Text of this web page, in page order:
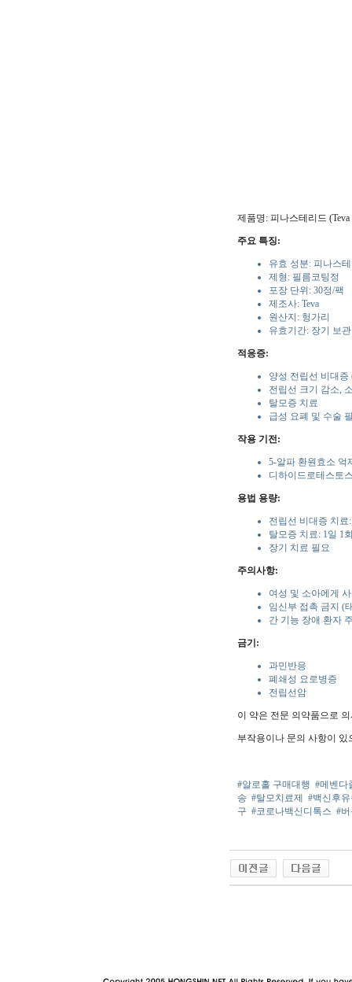
제품명: 피나스테리드
주요 특징:
유효 성분: 피나스
제형: 필름코팅정
포장 단위: 30정/팩
제조사: Teva
원산지: 헝가리
유효기간: 장기 보
적응증:
양성 전립선 비대증
전립선 크기 감소,
탈모증 치료
급성 요폐 및 수술
작용 기전:
5-알파 환원효소 억
디하이드로테스토
용법 용량:
전립선 비대증 치료
탈모증 치료: 1일 1
장기 치료 필요
주의사항:
여성 및 소아에게
임신부 접촉 금지 (
간 기능 장애 환자
금기:
과민반응
폐쇄성 요로병증
전립선암
이 약은 전문 의약품으로
부작용이나 문의 사항이
#알로홀 구매대행 #메벤다
송 #탈모치료제
#백신후
구 #코로나백신디톡스 #